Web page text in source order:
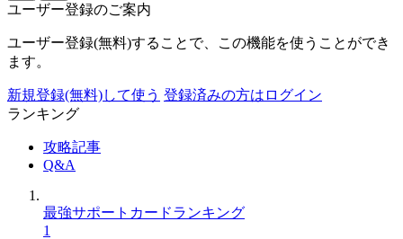
ユーザー登録のご案内
ユーザー登録(無料)することで、この機能を使うことができ
ます。
新規登録(無料)して使う 登録済みの方はログイン
ランキング
攻略記事
Q&A
最強サポートカードランキング
1